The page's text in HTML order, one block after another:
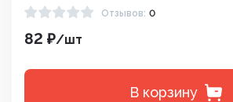
Отзывов: 0
82 ₽/шт
В корзину